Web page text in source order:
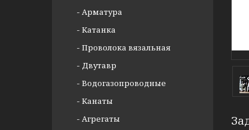
Арматура
Катанка
Проволока вязальная
Двутавр
Водогазопроводные
Канаты
Агрегаты